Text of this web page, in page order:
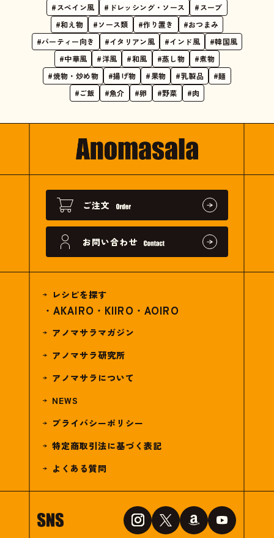
#スペイン風
#ドレッシング・ソース
#スープ
#和え物
#ソース類 #作り置き
#おつまみ
#パーティー向き
#イタリアン風 #インド風
#韓国風
#中華風
#洋風 #和風 #蒸し物
#煮物
#焼物・炒め物
#揚げ物 #果物 #乳製品
#麺
#ご飯
#魚介 #卵 #野菜 #肉
ご注文
お問い合わせ
レシピを探す
AKAIRO KIIRO AOIRO
アノマサラマガジン
アノマサラ研究所
アノマサラについて
NEWS
プライバシーポリシー
特定商取引法に基づく表記
よくある質問